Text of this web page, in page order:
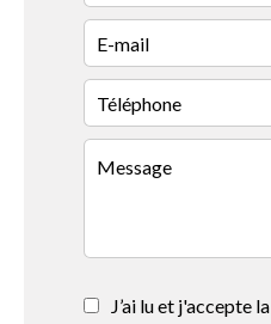
J’ai lu et j'accepte la